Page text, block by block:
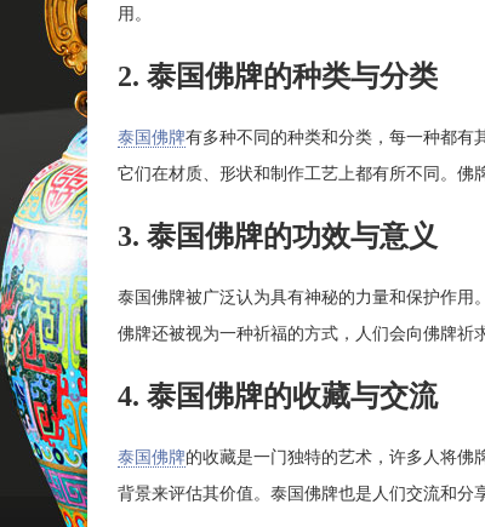
用。
2. 泰国佛牌的种类与分类
泰国佛牌有多种不同的种类和分类，每一种都有
它们在材质、形状和制作工艺上都有所不同。佛
3. 泰国佛牌的功效与意义
泰国佛牌被广泛认为具有神秘的力量和保护作用
佛牌还被视为一种祈福的方式，人们会向佛牌祈
4. 泰国佛牌的收藏与交流
泰国佛牌的收藏是一门独特的艺术，许多人将佛
背景来评估其价值。泰国佛牌也是人们交流和分